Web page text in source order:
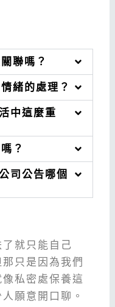
聯嗎？
緒的處理？
中這麼重
？
司公告哪個
就只能自己
只是因為我們
私密處保養這
願意開口聊。